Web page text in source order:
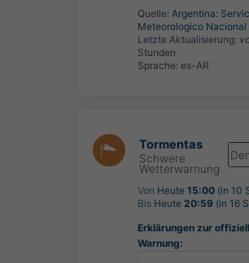
Quelle: Argentina:
Meteorologico Nacional
Letzte Aktualisierung:
Stunden
Sprache: es-AR
Tormentas
Schwere
Wetterwarnung
Von Heute 15:00 (in 10
Bis Heute 20:59 (in 16
Erklärungen zur
Warnung: